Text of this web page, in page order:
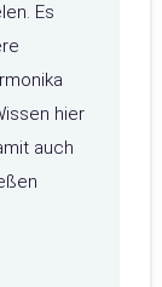
Es
hier
auch